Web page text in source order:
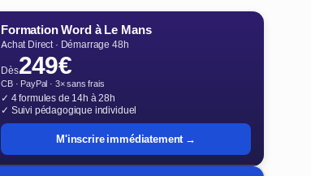
Formation Word à Le Mans
Achat Direct · Démarrage 48h
Dès249€
CB · PayPal · 3× sans frais
✓ 4 formules de 14h à 28h
✓ Suivi pédagogique individuel
M'inscrire immédiatement →